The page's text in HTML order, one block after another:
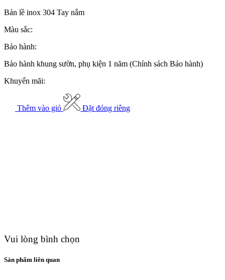
Bản lề inox 304 Tay nắm
Màu sắc:
Bảo hành:
Bảo hành khung sườn, phụ kiện 1 năm (Chính sách Bảo hành)
Khuyến mãi:
Thêm vào giỏ Đặt đóng riêng
Vui lòng bình chọn
Sản phẩm liên quan